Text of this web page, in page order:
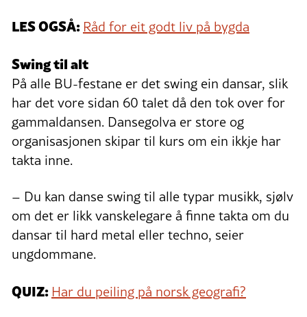
LES OGSÅ: Råd for eit godt liv på bygda
Swing til alt
På alle BU-festane er det swing ein dansar, slik
har det vore sidan 60 talet då den tok over for
gammaldansen. Dansegolva er store og
organisasjonen skipar til kurs om ein ikkje har
takta inne.
– Du kan danse swing til alle typar musikk, sjølv
om det er likk vanskelegare å finne takta om du
dansar til hard metal eller techno, seier
ungdommane.
QUIZ: Har du peiling på norsk geografi?